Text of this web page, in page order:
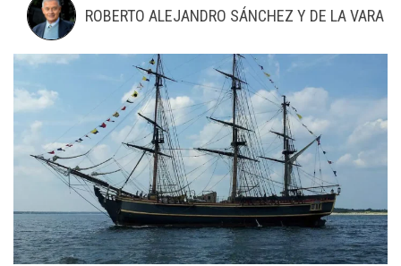
ROBERTO ALEJANDRO SÁNCHEZ Y DE LA VARA